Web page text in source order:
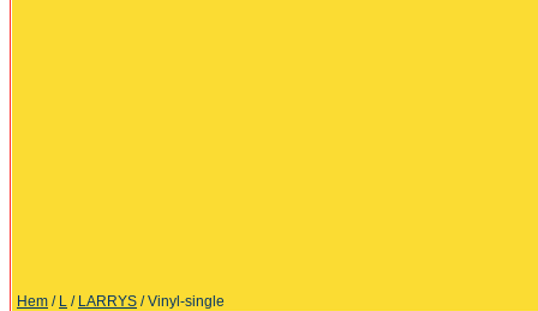
Hem / L / LARRYS / Vinyl-single